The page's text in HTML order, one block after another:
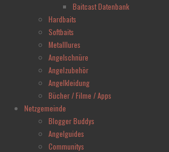
Baitcast Datenbank
Hardbaits
Softbaits
Metalllures
Angelschnüre
Angelzubehör
Angelkleidung
Bücher / Filme / Apps
Netzgemeinde
Blogger Buddys
Angelguides
Communitys